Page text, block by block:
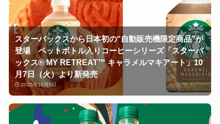
スターバックスから日本初の“自動販売機限定商品”が
登場 ペットボトル入りコーヒーシリーズ「スターバ
ックス® MY RETREAT™ キャラメルマキアート」10
月7日（火）より新発売
2025年10月5日